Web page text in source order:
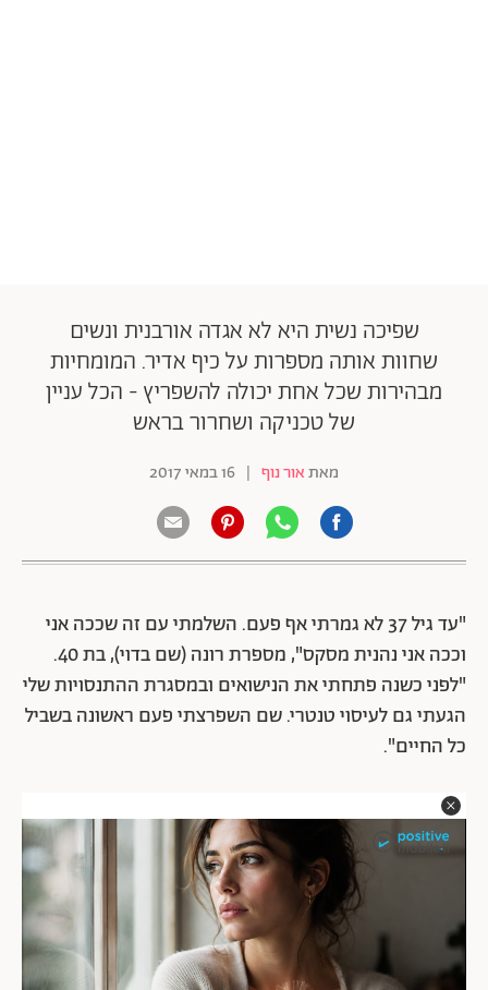
שפיכה נשית היא לא אגדה אורבנית ונשים
שחוות אותה מספרות על כיף אדיר. המומחיות
מבהירות שכל אחת יכולה להשפריץ - הכל עניין
של טכניקה ושחרור בראש
מאתאור נוף | 16 במאי 2017
"עד גיל 37 לא גמרתי אף פעם. השלמתי עם זה שככה אני
וככה אני נהנית מסקס", מספרת רונה (שם בדוי), בת 40.
"לפני כשנה פתחתי את הנישואים ובמסגרת ההתנסויות שלי
הגעתי גם לעיסוי טנטרי. שם השפרצתי פעם ראשונה בשביל
כל החיים".